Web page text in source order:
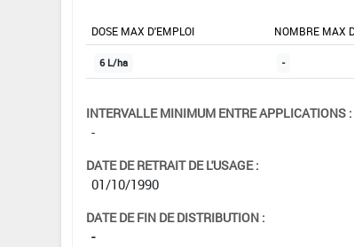
DOSE MAX D'EMPLOI NOMBRE MAX
6 L/ha -
INTERVALLE MINIMUM ENTRE APPLICATIONS :
-
DATE DE RETRAIT DE L'USAGE :
01/10/1990
DATE DE FIN DE DISTRIBUTION :
-